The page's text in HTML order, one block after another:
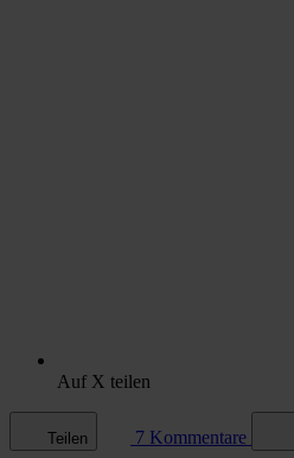
Auf X teilen
Teilen 7 Kommentare